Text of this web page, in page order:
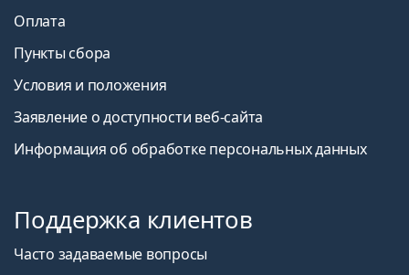
Оплата
Пункты сбора
Условия и положения
Заявление о доступности веб-сайта
Информация об обработке персональных данных
Поддержка клиентов
Часто задаваемые вопросы